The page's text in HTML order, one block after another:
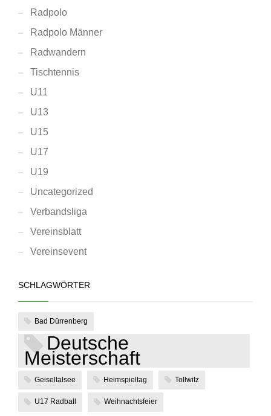
Radpolo
Radpolo Männer
Radwandern
Tischtennis
U11
U13
U15
U17
U19
Uncategorized
Verbandsliga
Vereinsblatt
Vereinsevent
SCHLAGWÖRTER
Bad Dürrenberg
Deutsche
Meisterschaft
Geiseltalsee Heimspieltag Tollwitz
U17 Radball Weihnachtsfeier